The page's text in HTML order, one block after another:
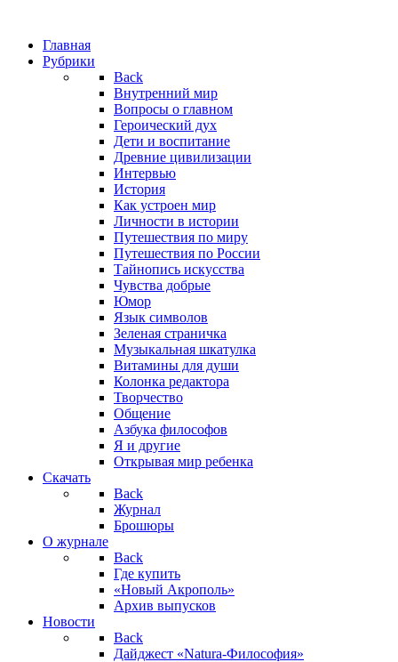
Главная
Рубрики
Back
Внутренний мир
Вопросы о главном
Героический дух
Дети и воспитание
Древние цивилизации
Интервью
История
Как устроен мир
Личности в истории
Путешествия по миру
Путешествия по России
Тайнопись искусства
Чувства добрые
Юмор
Язык символов
Зеленая страничка
Музыкальная шкатулка
Витамины для души
Колонка редактора
Творчество
Общение
Азбука философов
Я и другие
Открывая мир ребенка
Скачать
Back
Журнал
Брошюры
О журнале
Back
Где купить
«Новый Акрополь»
Архив выпусков
Новости
Back
Дайджест «Natura-Философия»